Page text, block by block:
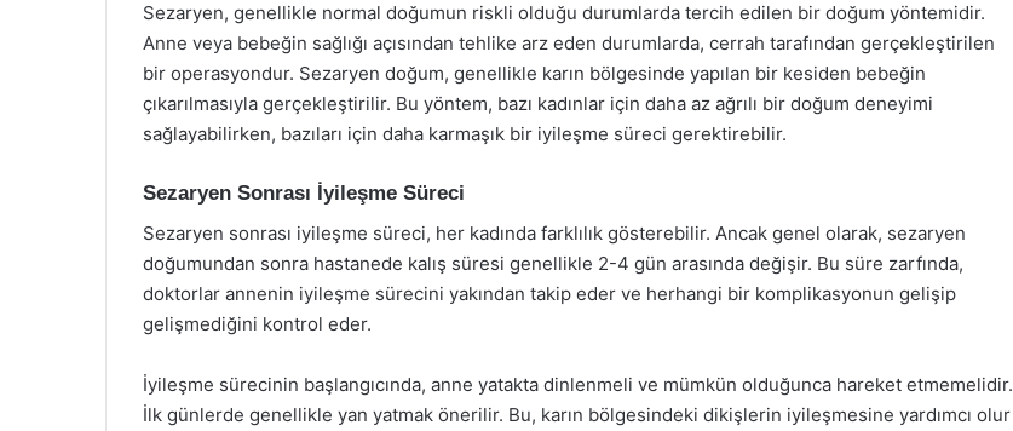
Sezaryen, genellikle normal doğumun riskli olduğu durumlarda tercih edilen bir doğum yöntemidir.
Anne veya bebeğin sağlığı açısından tehlike arz eden durumlarda, cerrah tarafından gerçekleştirilen
bir operasyondur. Sezaryen doğum, genellikle karın bölgesinde yapılan bir kesiden bebeğin
çıkarılmasıyla gerçekleştirilir. Bu yöntem, bazı kadınlar için daha az ağrılı bir doğum deneyimi
sağlayabilirken, bazıları için daha karmaşık bir iyileşme süreci gerektirebilir.
Sezaryen Sonrası İyileşme Süreci
Sezaryen sonrası iyileşme süreci, her kadında farklılık gösterebilir. Ancak genel olarak, sezaryen
doğumundan sonra hastanede kalış süresi genellikle 2-4 gün arasında değişir. Bu süre zarfında,
doktorlar annenin iyileşme sürecini yakından takip eder ve herhangi bir komplikasyonun gelişip
gelişmediğini kontrol eder.
İyileşme sürecinin başlangıcında, anne yatakta dinlenmeli ve mümkün olduğunca hareket etmemelidir.
İlk günlerde genellikle yan yatmak önerilir. Bu, karın bölgesindeki dikişlerin iyileşmesine yardımcı olur